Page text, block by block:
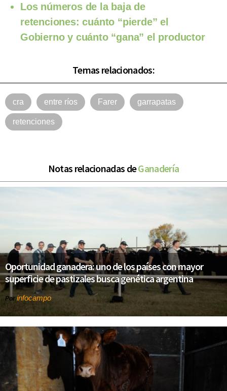
Los números de la baja de
retenciones: cuánto “pierde” el
Gobierno y cuánto “gana” el productor
Temas relacionados:
cra entre ríos Farer garrapatas
retenciones
Notas relacionadas deGanadería
Oportunidad ganadera: uno de los países con mayor
superficie de pastizales busca genética argentina
Por infocampo